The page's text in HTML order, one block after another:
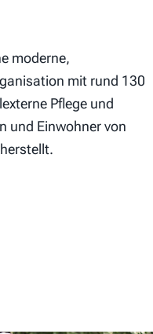
moderne,
mit rund 130
Pflege und
und Einwohner von